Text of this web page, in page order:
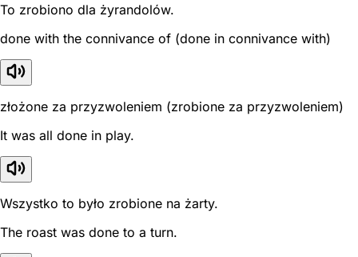
To zrobiono dla żyrandolów.
done with the connivance of (done in connivance with)
złożone za przyzwoleniem (zrobione za przyzwoleniem)
It was all done in play.
Wszystko to było zrobione na żarty.
The roast was done to a turn.